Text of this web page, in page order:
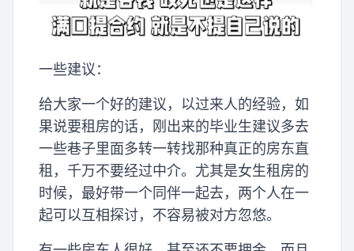
一些建议：
给大家一个好的建议，以过来人的经验，如
果说要租房的话，刚出来的毕业生建议多去
一些巷子里面多转一转找那种真正的房东直
租，千万不要经过中介。尤其是女生租房的
时候，最好带一个同伴一起去，两个人在一
起可以互相探讨，不容易被对方忽悠。